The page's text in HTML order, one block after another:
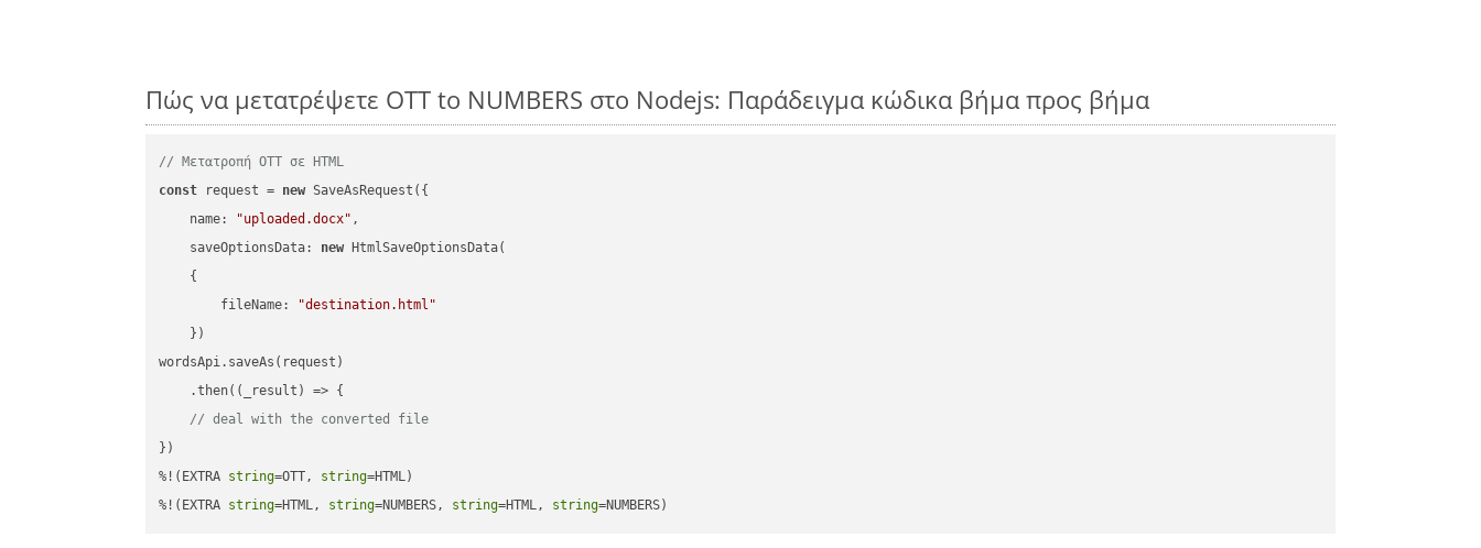
Πώς να μετατρέψετε OTT to NUMBERS στο Nodejs: Παράδειγμα κώδικα βήμα προς βήμα
// Μετατροπή OTT σε HTML
const request = new SaveAsRequest({
name: "uploaded.docx" ,
saveOptionsData: new HtmlSaveOptionsData(
    {
fileName:
"destination.html"
    })
wordsApi.saveAs(request)
    .then(
( _result ) => {
// deal with the converted file
})
%!(EXTRA string=OTT, string=HTML)
%!(EXTRA string=HTML, string=NUMBERS, string=HTML, string=NUMBERS)